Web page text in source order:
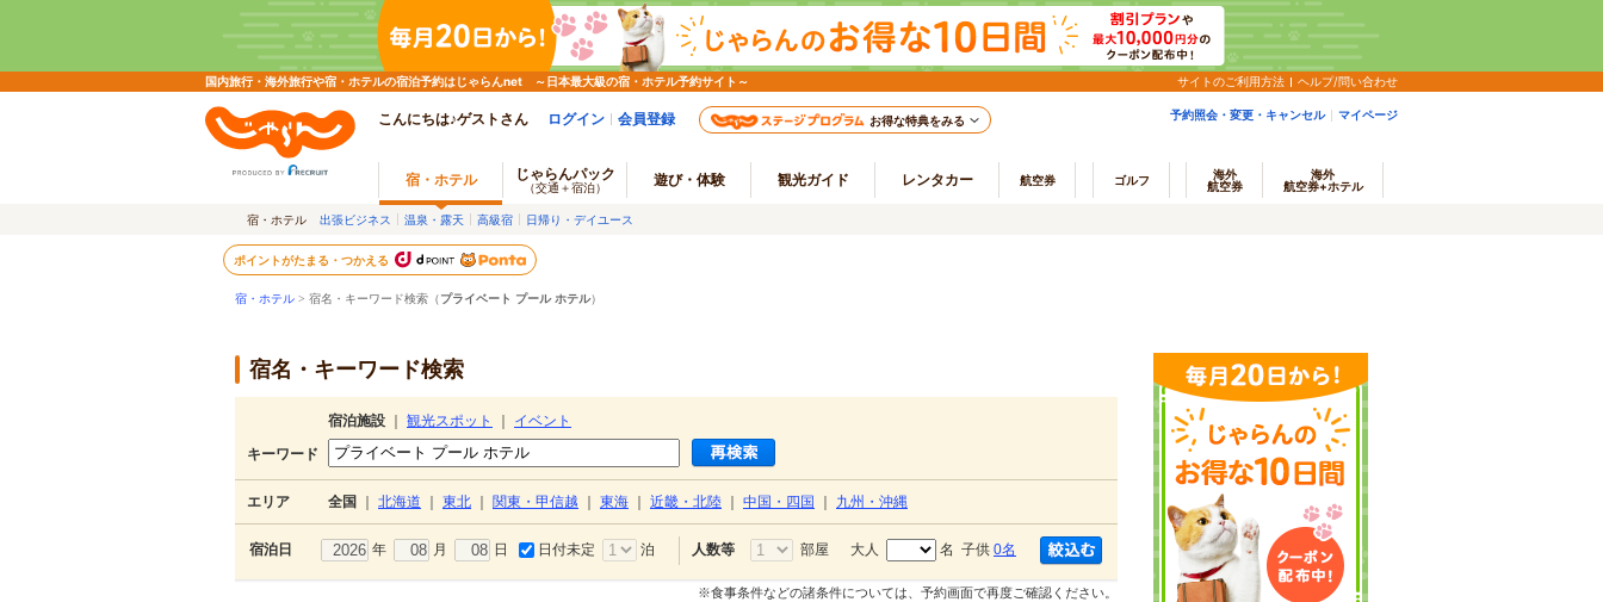
国内旅行・海外旅行や宿・ホテルの宿泊予約はじゃらんnet ～日本最大級の宿・ホテル予約サイト～ サイトのご利用方法 ヘルプ/問い合わせ
こんにちは♪ゲストさん ログイン 会員登録 お得な特典をみる 予約照会・変更・キャンセル マイページ
宿・ホテル じゃらんパック
（交通＋宿泊） 遊び・体験 観光ガイド レンタカー 航空券 ゴルフ
海外
航空券
海外
航空券+ホテル
宿・ホテル 出張ビジネス 温泉・露天 高級宿 日帰り・デイユース
ポイントがたまる・つかえる
宿・ホテル > 宿名・キーワード検索（プライベート プール ホテル）
宿名・キーワード検索
宿泊施設 観光スポット
イベント
キーワード
エリア 全国 北海道 東北 関東・甲信越 東海 近畿・北陸 中国・四国 九州・沖縄
宿泊日 年 月 日 日付未定 泊 人数等 部屋 大人 名 子供 0名
※食事条件などの諸条件については、予約画面で再度ご確認ください。